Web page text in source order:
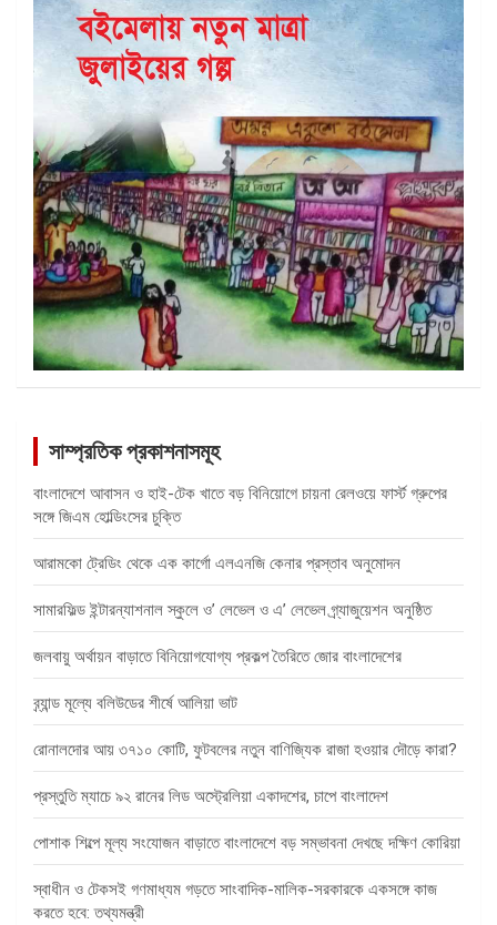
সাম্প্রতিক প্রকাশনাসমূহ
বাংলাদেশে আবাসন ও হাই-টেক খাতে বড় বিনিয়োগে চায়না রেলওয়ে ফার্স্ট গ্রুপের
সঙ্গে জিএম হোল্ডিংসের চুক্তি
আরামকো ট্রেডিং থেকে এক কার্গো এলএনজি কেনার প্রস্তাব অনুমোদন
সামারফিল্ড ইন্টারন্যাশনাল স্কুলে ও’ লেভেল ও এ’ লেভেল গ্র্যাজুয়েশন অনুষ্ঠিত
জলবায়ু অর্থায়ন বাড়াতে বিনিয়োগযোগ্য প্রকল্প তৈরিতে জোর বাংলাদেশের
ব্র্যান্ড মূল্যে বলিউডের শীর্ষে আলিয়া ভাট
রোনালদোর আয় ৩৭১০ কোটি, ফুটবলের নতুন বাণিজ্যিক রাজা হওয়ার দৌড়ে কারা?
প্রস্তুতি ম্যাচে ৯২ রানের লিড অস্ট্রেলিয়া একাদশের, চাপে বাংলাদেশ
পোশাক শিল্পে মূল্য সংযোজন বাড়াতে বাংলাদেশে বড় সম্ভাবনা দেখছে দক্ষিণ কোরিয়া
স্বাধীন ও টেকসই গণমাধ্যম গড়তে সাংবাদিক-মালিক-সরকারকে একসঙ্গে কাজ
করতে হবে: তথ্যমন্ত্রী